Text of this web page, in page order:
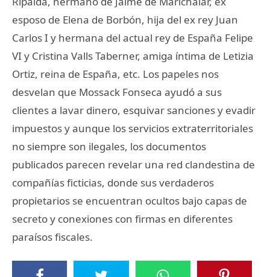
esposo de Elena de Borbón, hija del ex rey Juan
Carlos I y hermana del actual rey de España Felipe
VI y Cristina Valls Taberner, amiga íntima de Letizia
Ortiz, reina de España, etc. Los papeles nos
desvelan que Mossack Fonseca ayudó a sus
clientes a lavar dinero, esquivar sanciones y evadir
impuestos y aunque los servicios extraterritoriales
no siempre son ilegales, los documentos
publicados parecen revelar una red clandestina de
compañías ficticias, donde sus verdaderos
propietarios se encuentran ocultos bajo capas de
secreto y conexiones con firmas en diferentes
paraísos fiscales.